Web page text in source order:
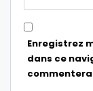
Enregistrez
dans ce